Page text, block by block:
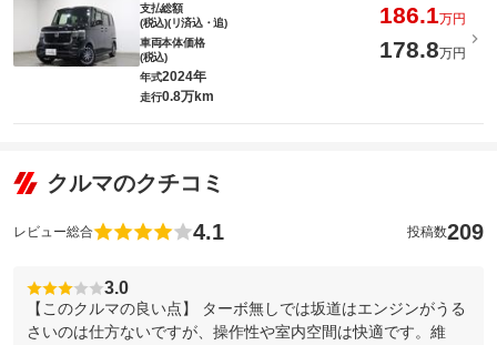
支払総額
(税込)(リ済込・追)
186.1万円
車両本体価格
(税込)
178.8万円
年式2024年
走行0.8万km
クルマのクチコミ
レビュー総合 4.1 投稿数209
3.0
【このクルマの良い点】 ターボ無しでは坂道はエンジンがうる
さいのは仕方ないですが、操作性や室内空間は快適です。維